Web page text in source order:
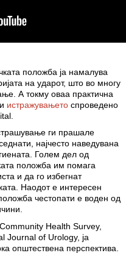
положба ја намалува
на ударот, што во многу
А токму оваа практична
истражувањето спроведено
ги прашале
најчесто наведувана
Голем дел од
положба им помага
и да го избегнат
Наодот е интересен
честопати е воден од
Health Survey,
Journal of Urology, ја
општествена перспектива.